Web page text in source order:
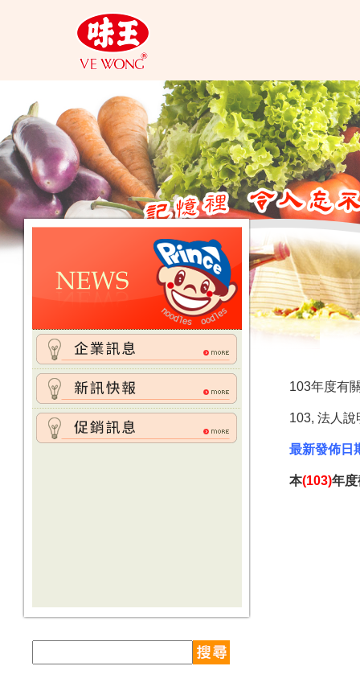
103年度有
103, 法人說
最新發佈日
本(103)年